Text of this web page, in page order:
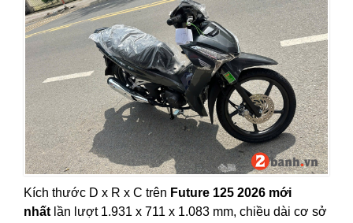
Kích thước D x R x C trên Future 125 2026 mới
nhấtlần lượt 1.931 x 711 x 1.083 mm, chiều dài cơ sở